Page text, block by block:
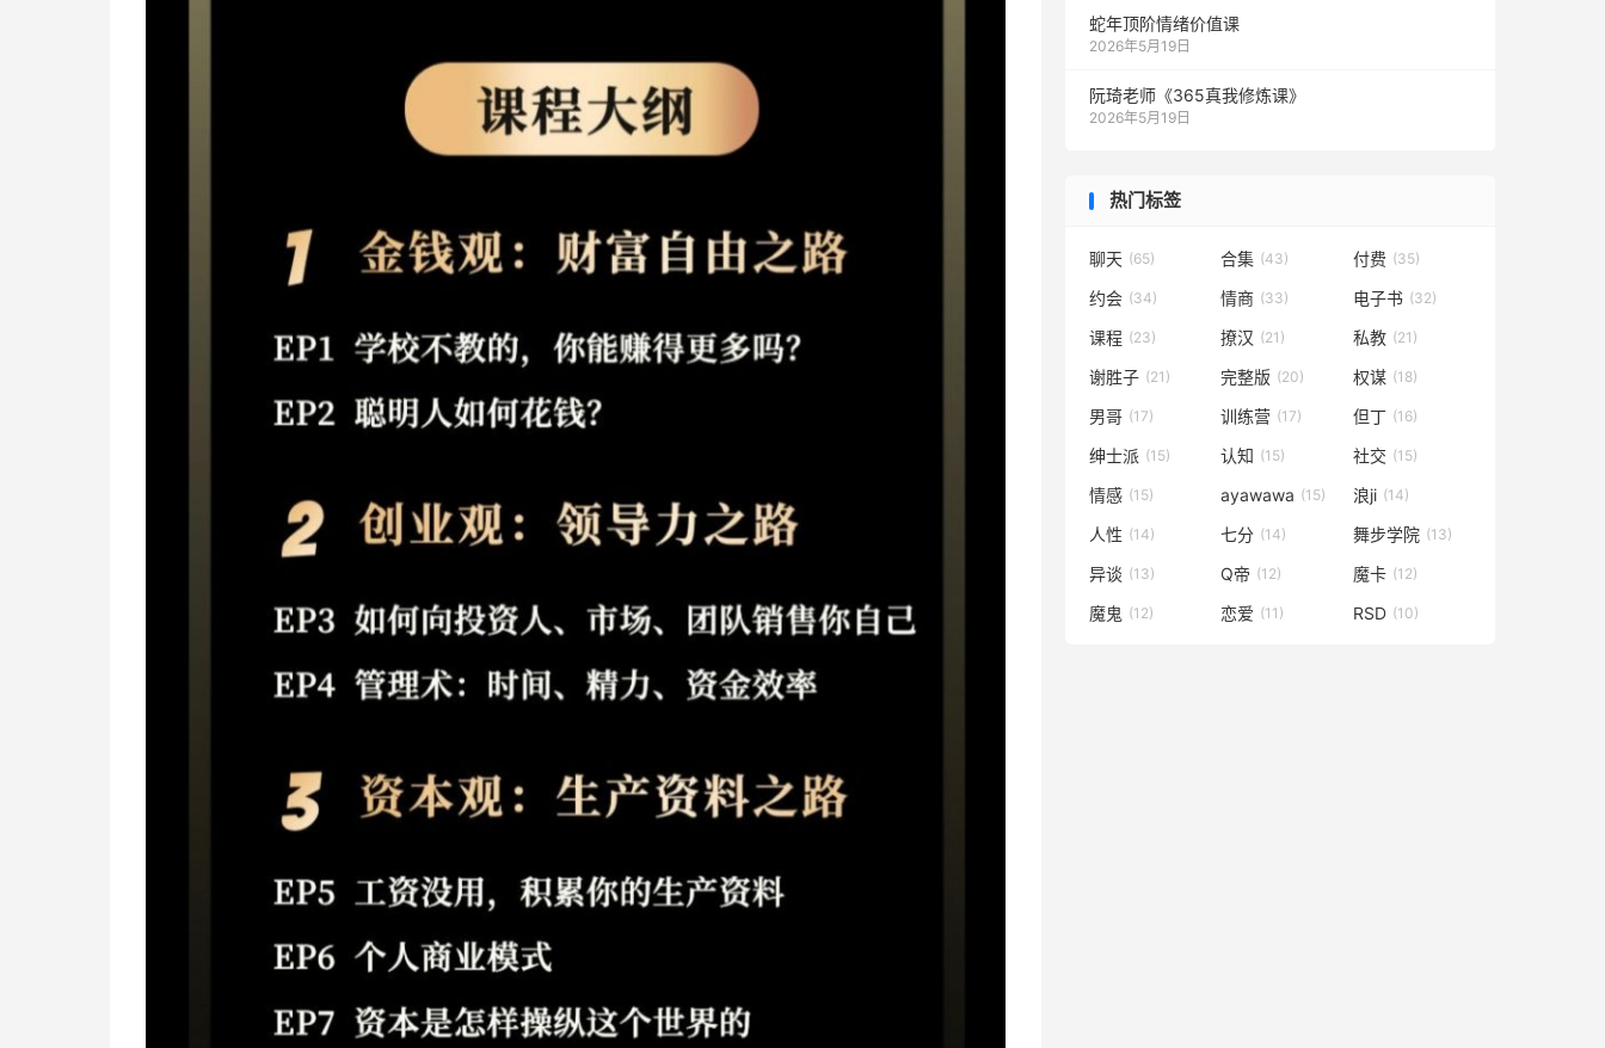
蛇年顶阶情绪价值课
2026年5月19日
阮琦老师《365真我修炼课》
2026年5月19日
热门标签
聊天 (65) 合集 (43) 付费 (35)
约会 (34) 情商 (33) 电子书 (32)
课程 (23) 撩汉 (21) 私教 (21)
谢胜子 (21) 完整版 (20) 权谋 (18)
男哥 (17) 训练营 (17) 但丁 (16)
绅士派 (15) 认知 (15) 社交 (15)
情感 (15) ayawawa (15) 浪ji (14)
人性 (14) 七分 (14) 舞步学院 (13)
异谈 (13) Q帝 (12) 魔卡 (12)
魔鬼 (12) 恋爱 (11) RSD (10)